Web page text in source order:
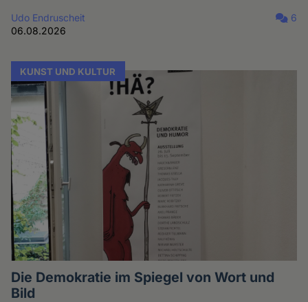
Udo Endruscheit
06.08.2026
6
KUNST UND KULTUR
Die Demokratie im Spiegel von Wort und
Bild